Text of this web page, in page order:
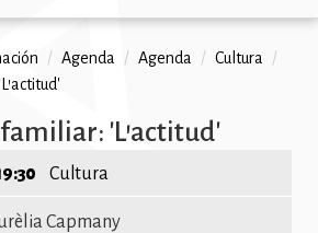
/ Agenda / Agenda / Cultura
/
familiar: 'L'actitud'
Cultura
Capmany